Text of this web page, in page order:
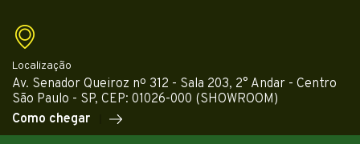
Localização
Av. Senador Queiroz nº 312 - Sala 203, 2° Andar - Centro
São Paulo - SP, CEP: 01026-000 (SHOWROOM)
Como chegar